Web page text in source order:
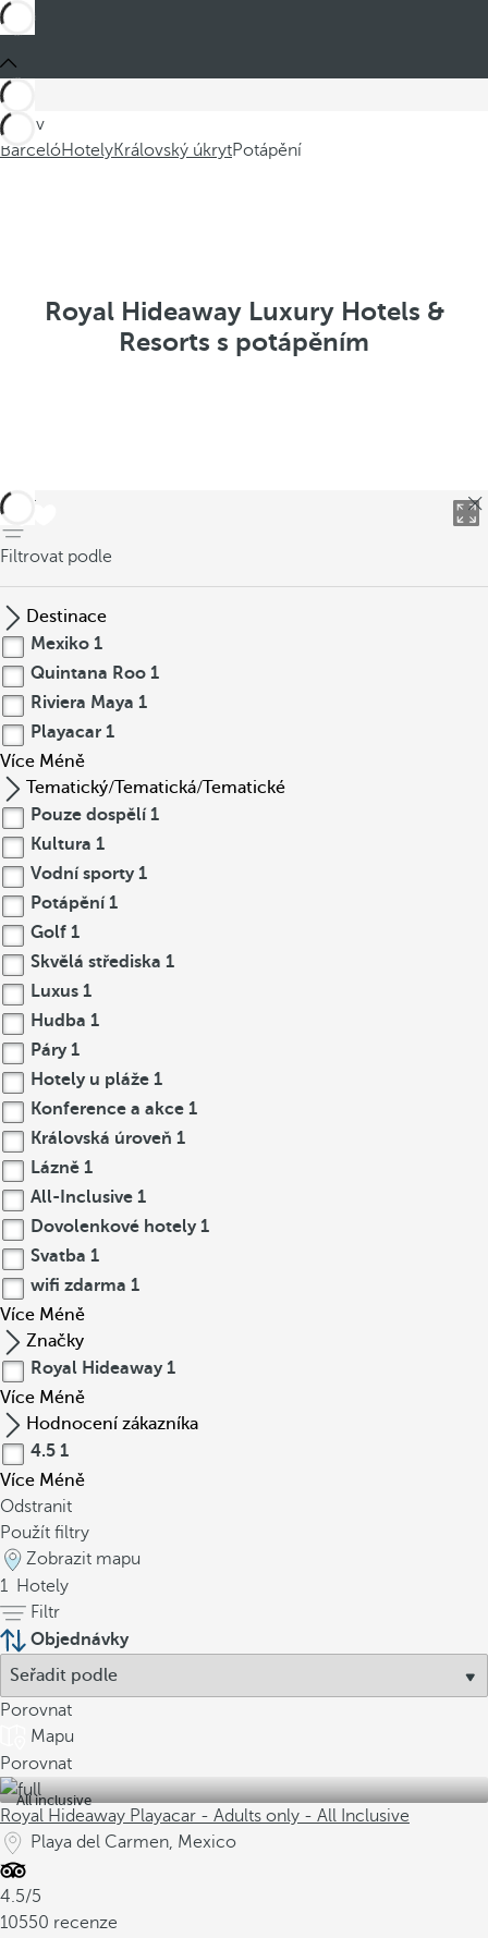
Jste v
BarcelóHotelyKrálovský úkrytPotápění
Royal Hideaway Luxury Hotels &
Resorts s potápěním
Zpět
Filtrovat podle
Destinace
Mexiko 1
Quintana Roo 1
Riviera Maya 1
Playacar 1
Více Méně
Tematický/Tematická/Tematické
Pouze dospělí1
Kultura 1
Vodní sporty 1
Potápění1
Golf 1
Skvělá střediska 1
Luxus 1
Hudba 1
Páry 1
Hotely u pláže 1
Konference a akce 1
Královská úroveň 1
Lázně 1
All-Inclusive 1
Dovolenkové hotely 1
Svatba 1
wifi zdarma 1
Více Méně
Značky
Royal Hideaway 1
Více Méně
Hodnocení zákazníka
4.5 1
Více Méně
Odstranit
Použít filtry
Zobrazit mapu
1 Hotely
Filtr
Objednávky
Porovnat
Mapu
Porovnat
All inclusive
Royal Hideaway Playacar - Adults only - All Inclusive
Playa del Carmen, Mexico
4.5/5
10550 recenze